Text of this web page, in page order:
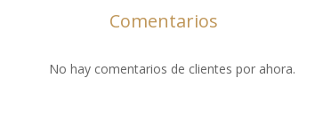
Comentarios
No hay comentarios de clientes por ahora.